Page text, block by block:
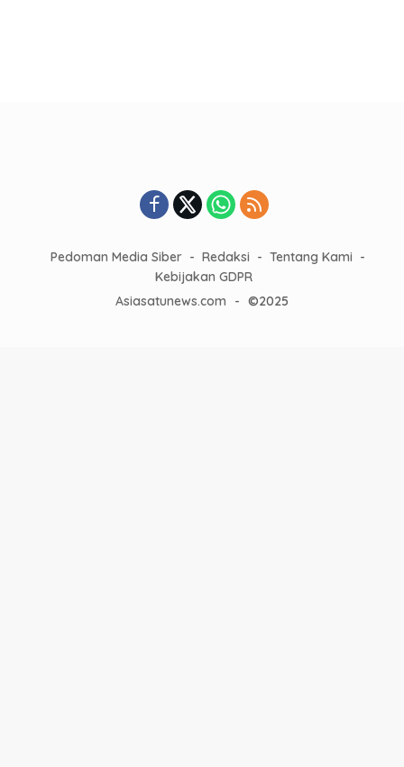
Pedoman Media Siber Redaksi
Tentang Kami
Kebijakan GDPR
Asiasatunews.com
- ©2025